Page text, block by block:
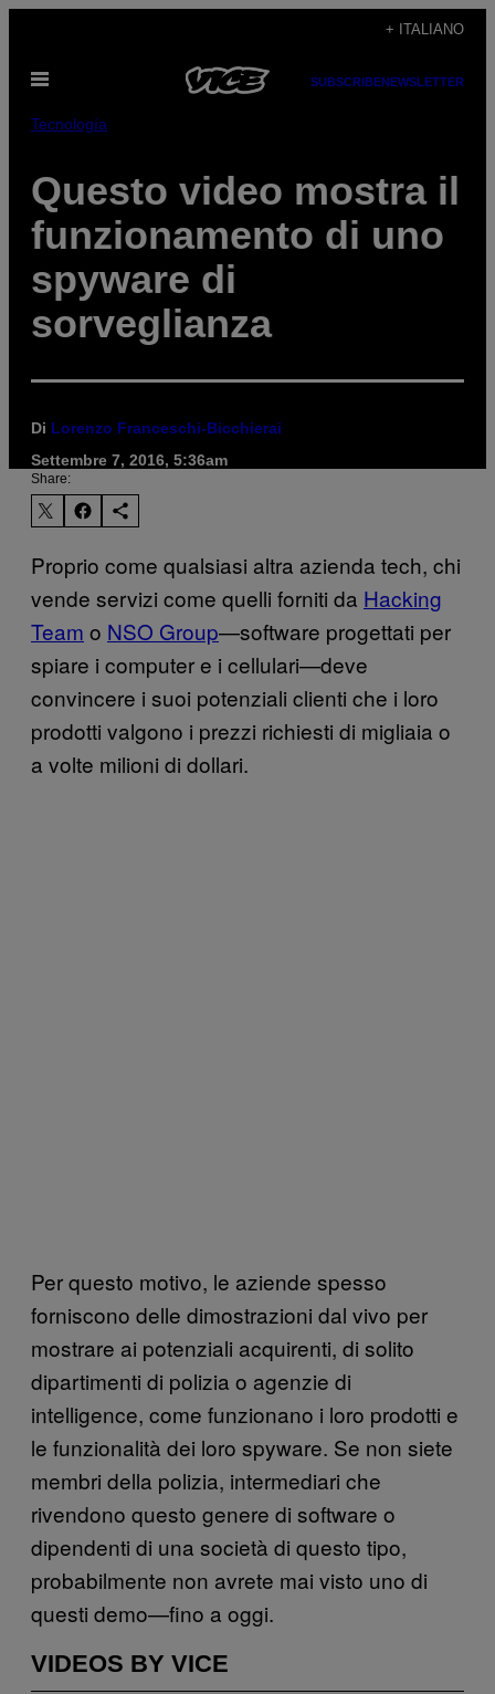
contenuto
+ ITALIANO
Apri
SUBSCRIBENEWSLETTER
Tecnología
Questo video mostra il
funzionamento di uno
spyware di
sorveglianza
Di Lorenzo Franceschi-Bicchierai
Settembre 7, 2016, 5:36am
Share:
Proprio come qualsiasi altra azienda tech, chi
vende servizi come quelli forniti da Hacking
Team o NSO Group—software progettati per
spiare i computer e i cellulari—deve
convincere i suoi potenziali clienti che i loro
prodotti valgono i prezzi richiesti di migliaia o
a volte milioni di dollari.
Per questo motivo, le aziende spesso
forniscono delle dimostrazioni dal vivo per
mostrare ai potenziali acquirenti, di solito
dipartimenti di polizia o agenzie di
intelligence, come funzionano i loro prodotti e
le funzionalità dei loro spyware. Se non siete
membri della polizia, intermediari che
rivendono questo genere di software o
dipendenti di una società di questo tipo,
probabilmente non avrete mai visto uno di
questi demo—fino a oggi.
VIDEOS BY VICE